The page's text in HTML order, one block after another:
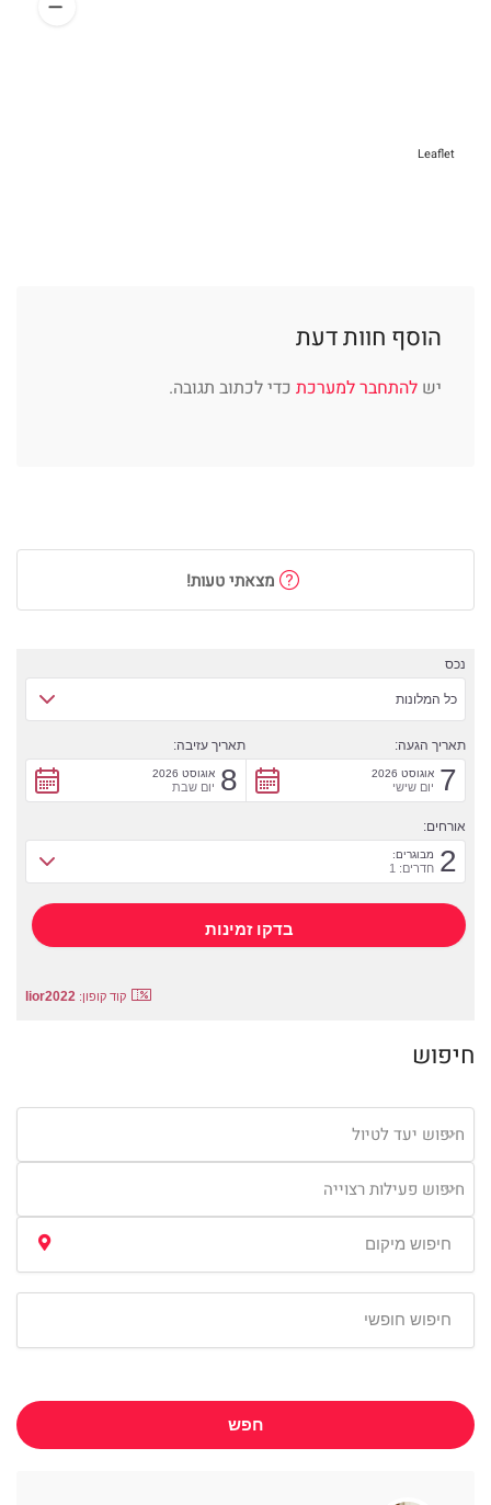
Leaflet
הוסף חוות דעת
יש להתחבר למערכת כדי לכתוב תגובה.
מצאתי טעות!
נכס
כל המלונות
תאריך הגעה:
7 אוגוסט 2026
יום שישי
תאריך עזיבה:
8 אוגוסט 2026
יום שבת
אורחים:
2 מבוגרים:
חדרים: 1
קוד קופון: lior2022
חיפוש
חיפוש יעד לטיול
חיפוש פעילות רצוייה
חפש